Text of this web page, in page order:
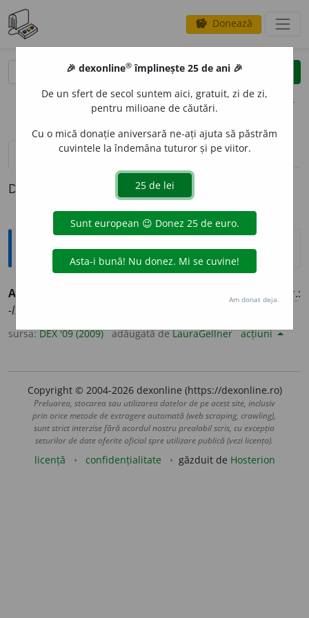
savings Donează
clear
opțiuni
definiții (1)
Definiția cu ID-ul 825194:
Explicative DEX
ALIENABILIT Pr.:
-li-e-
sursa:DEX '09 (2009) adăugată deLauraGellner acțiuni
Copyright © 2004-2026 dexonline (https://dexonline.ro)
Preluarea, stocarea sau utilizarea datelor de pe acest site, inclusiv
prin orice metode de extragere automată (web scraping, crawling),
sunt strict interzise fără acordul nostru prealabil scris, cu excepția
seturilor de date oferite oficial spre utilizare publică (vezi licența).
licență confidențialitate găzduit de Hosterion
🎉 dexonline® împlinește 25 de ani 🎉
De un sfert de secol suntem aici, gratuit, zi de zi,
pentru milioane de căutări.
Cu o mică donație aniversară ne-ați ajuta să păstrăm
cuvintele la îndemâna tuturor și pe viitor.
Am donat deja.